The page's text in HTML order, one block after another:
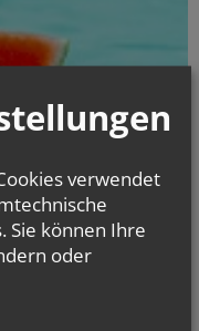
verwendet
Sie können Ihre
oder